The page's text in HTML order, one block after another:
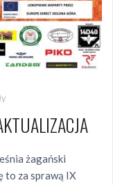
żagański
to za sprawą IX